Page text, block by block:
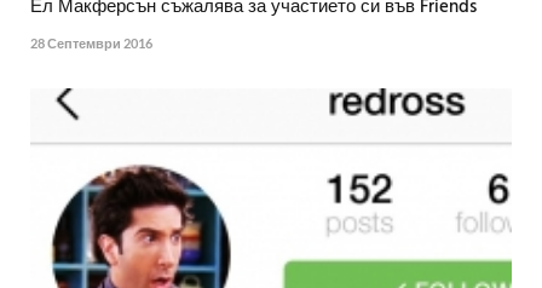
Ел Макферсън съжалява за участието си във Friends
28 Септември 2016